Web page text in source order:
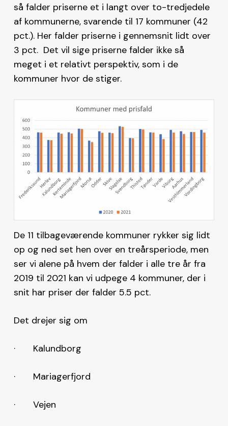
så falder priserne et i langt over to-tredjedele
af kommunerne, svarende til 17 kommuner (42
pct.). Her falder priserne i gennemsnit lidt over
3 pct. Det vil sige priserne falder ikke så
meget i et relativt perspektiv, som i de
kommuner hvor de stiger.
De 11 tilbageværende kommuner rykker sig lidt
op og ned set hen over en treårsperiode, men
ser vi alene på hvem der falder i alle tre år fra
2019 til 2021 kan vi udpege 4 kommuner, der i
snit har priser der falder 5.5 pct.
Det drejer sig om
· Kalundborg
· Mariagerfjord
· Vejen